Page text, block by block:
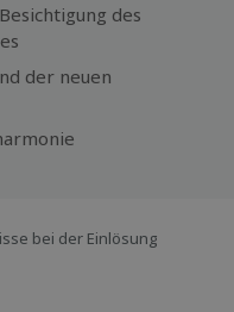
des
der neuen
bei der Einlösung